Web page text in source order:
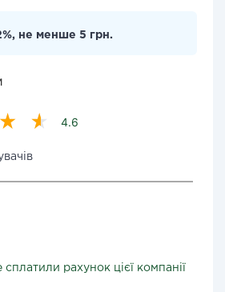
не менше 5 грн.
4.6
сплатили рахунок цієї компанії